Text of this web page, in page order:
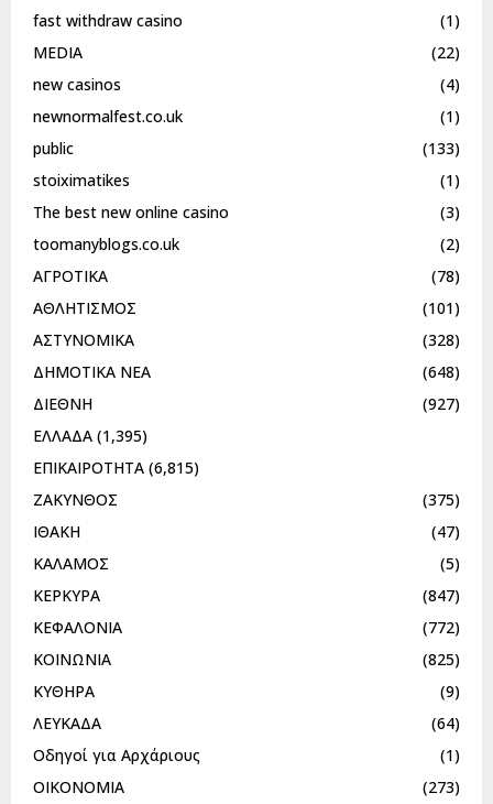
fast withdraw casino
(1)
MEDIA
(22)
new casinos
(4)
newnormalfest.co.uk
(1)
public
(133)
stoiximatikes
(1)
The best new online casino
(3)
toomanyblogs.co.uk
(2)
ΑΓΡΟΤΙΚΑ
(78)
ΑΘΛΗΤΙΣΜΟΣ
(101)
ΑΣΤΥΝΟΜΙΚΑ
(328)
ΔΗΜΟΤΙΚΑ ΝΕΑ
(648)
ΔΙΕΘΝΗ
(927)
ΕΛΛΑΔΑ (1,395)
ΕΠΙΚΑΙΡΟΤΗΤΑ (6,815)
ΖΑΚΥΝΘΟΣ
(375)
ΙΘΑΚΗ
(47)
ΚΑΛΑΜΟΣ
(5)
ΚΕΡΚΥΡΑ
(847)
ΚΕΦΑΛΟΝΙΑ
(772)
ΚΟΙΝΩΝΙΑ
(825)
ΚΥΘΗΡΑ
(9)
ΛΕΥΚΑΔΑ
(64)
Οδηγοί για Αρχάριους
(1)
ΟΙΚΟΝΟΜΙΑ
(273)